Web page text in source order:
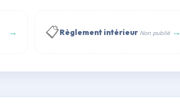
💬 WhatsApp
→ 📋Règlement intérieur Non publié →
AB8350415 🇫🇷